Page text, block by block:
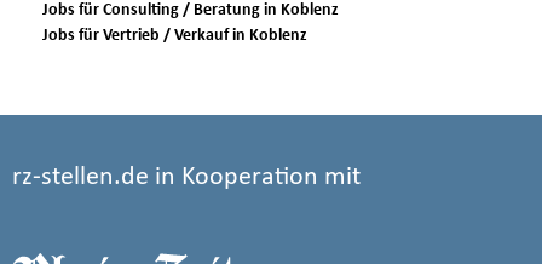
Jobs für Consulting / Beratung in Koblenz
Jobs für Vertrieb / Verkauf in Koblenz
rz-stellen.de in Kooperation mit